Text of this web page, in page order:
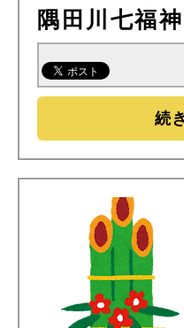
隅田川七福神
続